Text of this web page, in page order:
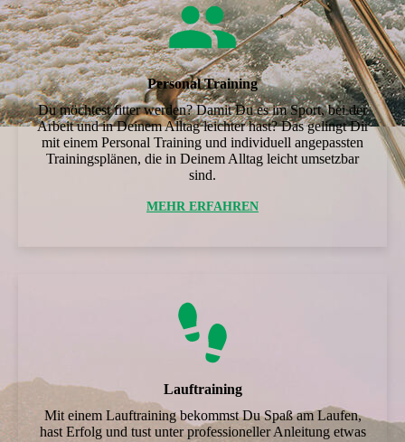
Personal Training
Du möchtest fitter werden? Damit Du es im Sport, bei der
Arbeit und in Deinem Alltag leichter hast? Das gelingt Dir
mit einem Personal Training und individuell angepassten
Trainingsplänen, die in Deinem Alltag leicht umsetzbar
sind.
MEHR ERFAHREN
Lauftraining
Mit einem Lauftraining bekommst Du Spaß am Laufen,
hast Erfolg und tust unter professioneller Anleitung etwas